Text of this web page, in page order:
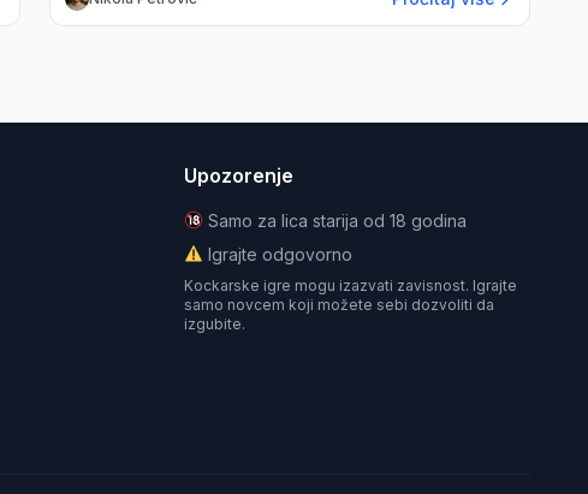
Upozorenje
Samo za lica starija od 18 godina
Igrajte odgovorno
Kockarske igre mogu izazvati zavisnost. Igrajte
samo novcem koji možete sebi dozvoliti da
izgubite.